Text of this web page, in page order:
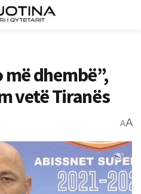
dhembë”,
vetë Tiranës
AA